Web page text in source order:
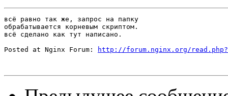
всё равно так же, запрос на папку
обрабатывается корневым скриптом.
всё сделано как тут написано.
Posted at Nginx Forum:
http://forum.nginx.org/